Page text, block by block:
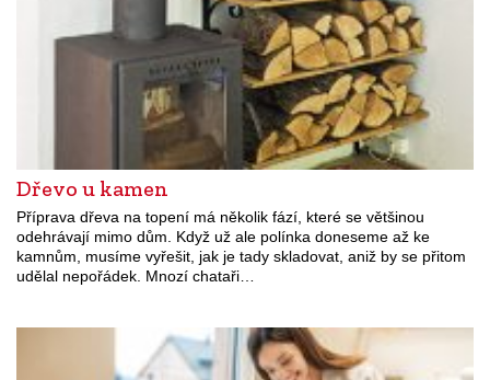
Dřevo u kamen
Příprava dřeva na topení má několik fází, které se většinou
odehrávají mimo dům. Když už ale polínka doneseme až ke
kamnům, musíme vyřešit, jak je tady skladovat, aniž by se přitom
udělal nepořádek. Mnozí chataři…